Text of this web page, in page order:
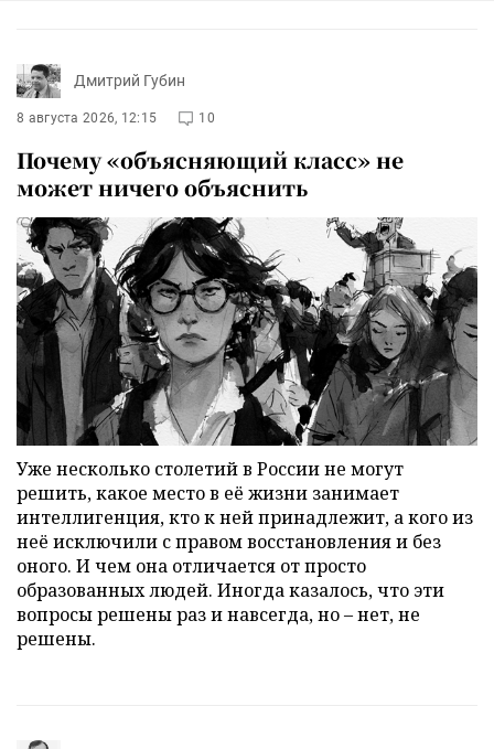
Дмитрий Губин
8 августа 2026, 12:15 10
Почему «объясняющий класс» не
может ничего объяснить
Уже несколько столетий в России не могут
решить, какое место в её жизни занимает
интеллигенция, кто к ней принадлежит, а кого из
неё исключили с правом восстановления и без
оного. И чем она отличается от просто
образованных людей. Иногда казалось, что эти
вопросы решены раз и навсегда, но – нет, не
решены.